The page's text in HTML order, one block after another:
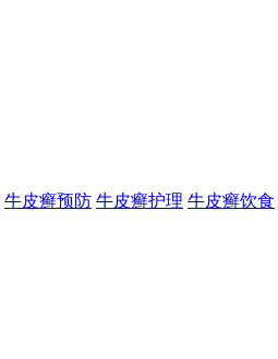
牛皮癣预防 牛皮癣护理 牛皮癣饮食